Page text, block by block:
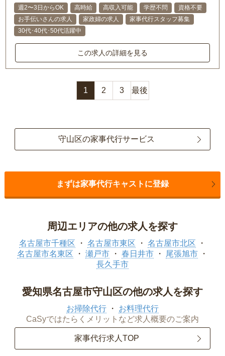
週2〜3日からOK 高時給 高収入可能 学歴不問
資格不要
お手伝いさんの求人
家政婦の求人
家事代行スタッフ募集
30代･40代･50代活躍中
この求人の詳細を見る
1 2 3 最後
守山区の家事代行サービス
まずは家事代行キャストに登録
周辺エリアの他の求人を探す
名古屋市千種区 名古屋市東区
名古屋市北区
名古屋市名東区
瀬戸市 春日井市
尾張旭市
長久手市
愛知県名古屋市守山区の他の求人を探す
お掃除代行
お料理代行
CaSyではたらくメリットなど求人概要のご案内
家事代行求人TOP